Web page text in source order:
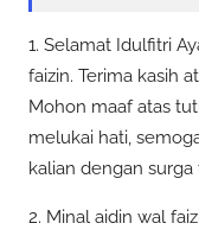
1. Selamat Idulfitri
faizin. Terima kasih
Mohon maaf atas
melukai hati,
kalian dengan surga
2. Minal aidin wal